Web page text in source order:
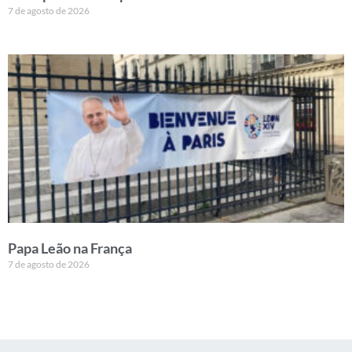
7 de agosto de 2026
Papa Leão na França
7 de agosto de 2026